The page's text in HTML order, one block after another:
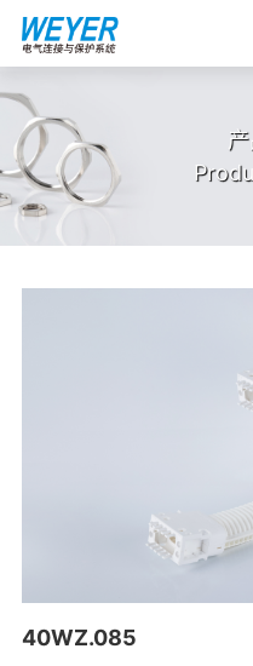
40WZ.085